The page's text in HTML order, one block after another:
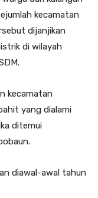
kecamatan
dijanjikan
di wilayah
kecamatan
yang dialami
ditemui
diawal-awal tahun